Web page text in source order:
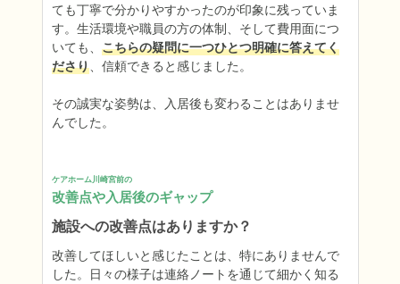
ても丁寧で分かりやすかったのが印象に残っていま
す。生活環境や職員の方の体制、そして費用面につ
いても、 こちらの疑問に一つひとつ明確に答えてく
ださり、信頼できると感じました。
その誠実な姿勢は、入居後も変わることはありませ
んでした。
ケアホーム川崎宮前の
改善点や入居後のギャップ
施設への改善点はありますか？
改善してほしいと感じたことは、特にありませんで
した。日々の様子は連絡ノートを通じて細かく知る